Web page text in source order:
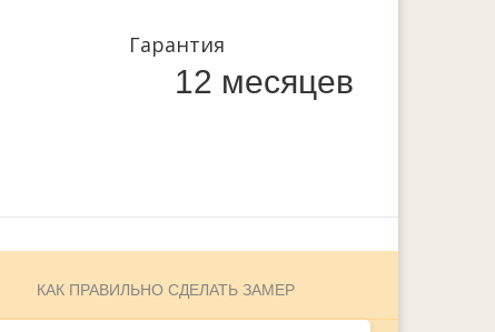
Гарантия
12 месяцев
КАК ПРАВИЛЬНО СДЕЛАТЬ ЗАМЕР